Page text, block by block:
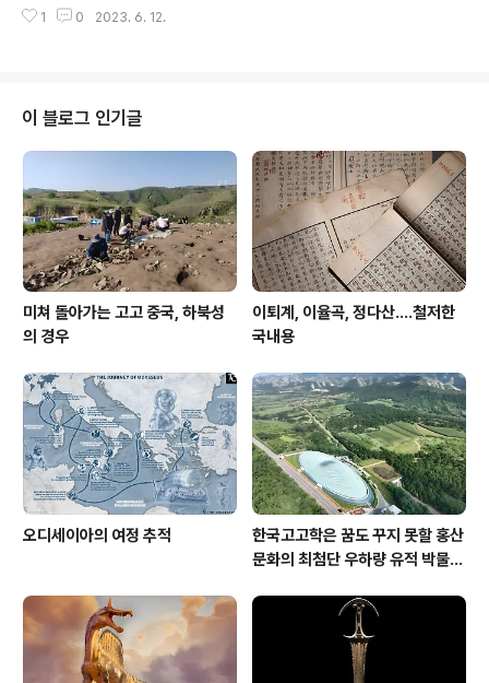
총 6명이 나누어 필사를 했다. 그것은 감사하게도, 1권 표
이야기 좀 하지.” “저요?” 나를 부를 만한 이유가 없는데,
찍는다는 것이었다. 맞다. 그 책은 내가 스스로(!) 우리 전시
관에 전시해 놓은 책이었다. 이전부터 그 책의 존재를 알고
있었고, 그 책으로 전시를 하고 싶다고 생각은 했었다. 어느
유명 소설의 모티브가 된 그 책은, 직접 보고 싶어 하는 사
람이 많았다. 트위터에 우리 박물관으로 검색하면 그 책이..
1 0 2023. 6. 12.
이 블로그 인기글
미쳐 돌아가는 고고 중국, 하북성
의 경우
이퇴계, 이율곡, 정다산....철저한
국내용
오디세이아의 여정 추적
한국고고학은 꿈도 꾸지 못할 홍산
문화의 최첨단 우하량 유적 박물관